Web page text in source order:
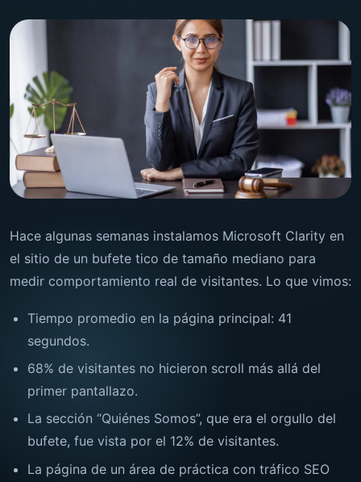
Hace algunas semanas instalamos Microsoft Clarity en
el sitio de un bufete tico de tamaño mediano para
medir comportamiento real de visitantes. Lo que vimos:
Tiempo promedio en la página principal: 41
segundos.
68% de visitantes no hicieron scroll más allá del
primer pantallazo.
La sección “Quiénes Somos”, que era el orgullo del
bufete, fue vista por el 12% de visitantes.
La página de un área de práctica con tráfico SEO